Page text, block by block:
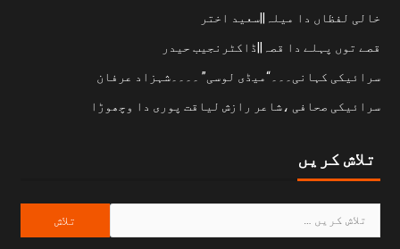
خالی لفظاں دا میلہ||سعید اختر
قصے توں پہلے دا قصہ||ڈاکٹرنجیب حیدر
سرائیکی کہانی۔۔۔“میڈی لوسی” ۔۔۔۔شہزاد عرفان
سرائیکی صحافی ،شاعر رازش لیاقت پوری دا وچھوڑا
تلاش کریں